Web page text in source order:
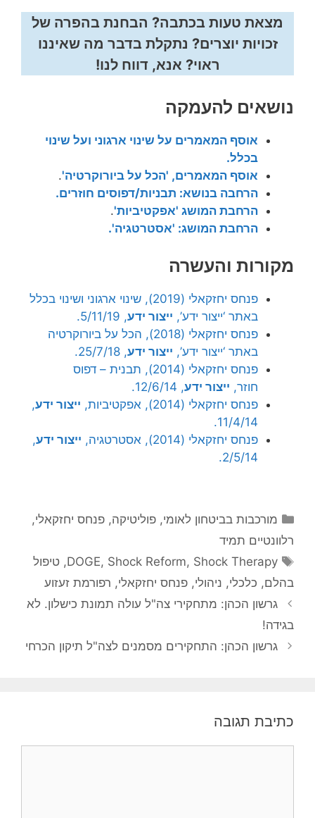
מצאת טעות בכתבה? הבחנת בהפרה של
זכויות יוצרים? נתקלת בדבר מה שאיננו
ראוי? אנא, דווח לנו!
נושאים להעמקה
אוסף המאמרים על שינוי ארגוני ועל שינוי
בכלל.
אוסף המאמרים, 'הכל על ביורוקרטיה'.
הרחבה בנושא: תבניות/דפוסים חוזרים.
הרחבת המושג 'אפקטיביות'.
הרחבת המושג: 'אסטרטגיה'.
מקורות והעשרה
פנחס יחזקאלי (2019), שינוי ארגוני ושינוי בכלל
באתר ‘ייצור ידע’, ייצור ידע, 5/11/19.
פנחס יחזקאלי (2018), הכל על ביורוקרטיה
באתר ‘ייצור ידע’, ייצור ידע, 25/7/18.
פנחס יחזקאלי (2014), תבנית – דפוס
חוזר, ייצור ידע, 12/6/14.
פנחס יחזקאלי (2014), אפקטיביות,
ייצור ידע,
11/4/14.
פנחס יחזקאלי (2014), אסטרטגיה,
ייצור ידע,
2/5/14.
קטגוריות
מורכבות בביטחון לאומי,פוליטיקה,פנחס יחזקאלי,
רלוונטיים תמיד
תגיות
DOGE, Shock Reform, Shock Therapy
,טיפול
בהלם, כלכלי, ניהולי, פנחס יחזקאלי, רפורמת זעזוע
גרשון הכהן: מתחקירי צה"ל עולה תמונת כישלון. לא
בגידה!
גרשון הכהן: התחקירים מסמנים לצה"ל תיקון הכרחי
כתיבת תגובה